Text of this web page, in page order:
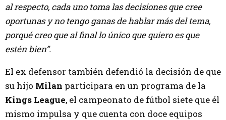
al respecto, cada uno toma las decisiones que cree
oportunas y no tengo ganas de hablar más del tema,
porqué creo que al final lo único que quiero es que
estén bien”.
El ex defensor también defendió la decisión de que
su hijo Milan participara en un programa de la
Kings League, el campeonato de fútbol siete que él
mismo impulsa y que cuenta con doce equipos